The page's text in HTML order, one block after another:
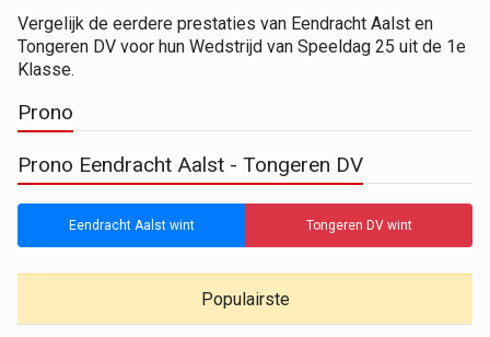
Vergelijk de eerdere prestaties van Eendracht Aalst en
Tongeren DV voor hun Wedstrijd van Speeldag 25 uit de 1e
Klasse.
Prono
Prono Eendracht Aalst - Tongeren DV
Eendracht Aalst wint Tongeren DV wint
Populairste